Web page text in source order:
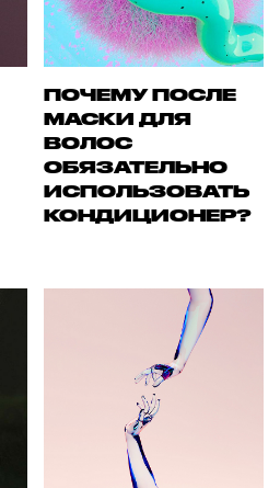
ПОЧЕМУ ПОСЛЕ
МАСКИ ДЛЯ
ВОЛОС
ОБЯЗАТЕЛЬНО
ИСПОЛЬЗОВАТЬ
КОНДИЦИОНЕР?